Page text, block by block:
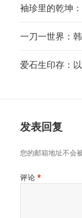
袖珍里的乾坤
一刀一世界：
爱石生印存：
发表回复
您的邮箱地址不会
评论 *